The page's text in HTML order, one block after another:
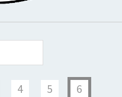
4 5 6